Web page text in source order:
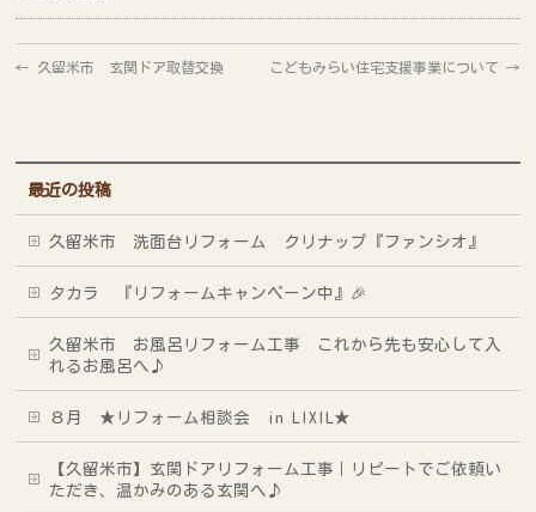
← 久留米市 玄関ドア取替交換 こどもみらい住宅支援事業について →
最近の投稿
久留米市 洗面台リフォーム クリナップ『ファンシオ』
タカラ 『リフォームキャンペーン中』🎉
久留米市 お風呂リフォーム工事 これから先も安心して入
れるお風呂へ♪
８月 ★リフォーム相談会 in LIXIL★
【久留米市】玄関ドアリフォーム工事｜リピートでご依頼い
ただき、温かみのある玄関へ♪